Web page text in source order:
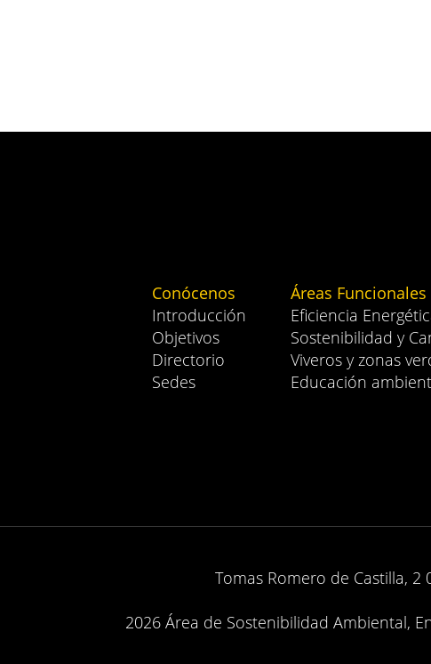
Conócenos
Introducción
Objetivos
Directorio
Sedes
Áreas Funcionales
Eficiencia
Sostenibilidad y
Viveros y zonas
Educación
Tomas Romero de Castilla, 2
2026 Área de Sostenibilidad Ambiental,